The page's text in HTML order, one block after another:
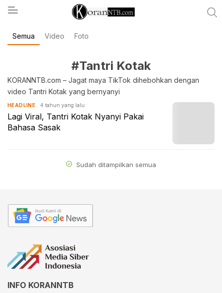
koranntb.com
Semua Video Foto
#Tantri Kotak
KORANNTB.com – Jagat maya TikTok dihebohkan dengan
video Tantri Kotak yang bernyanyi
HEADLINE 4 tahun yang lalu
Lagi Viral, Tantri Kotak Nyanyi Pakai
Bahasa Sasak
Sudah ditampilkan semua
INFO KORANNTB